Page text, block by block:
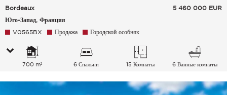
Bordeaux
Юго-Запад, Франция
5 460 000 EUR
V0565BX Продажа Городской особняк
700 m² 6 Спальни 15 Комнаты 6 Ванные комнаты